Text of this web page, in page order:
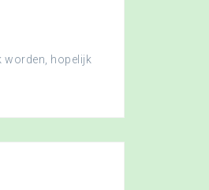
worden, hopelijk